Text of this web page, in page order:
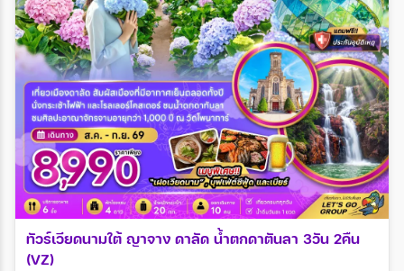
ทัวร์เวียดนามใต้ ญาจาง ดาลัด น้ำตกดาตันลา 3วัน 2คืน
(VZ)